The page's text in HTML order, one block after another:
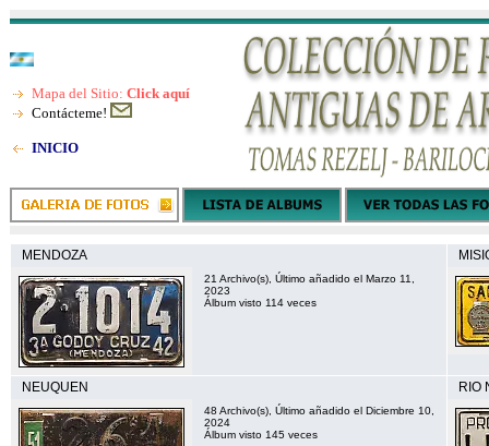
Mapa del Sitio: Click aquí
Contácteme!
INICIO
MENDOZA
21 Archivo(s), Último añadido el Marzo 11,
2023
Álbum visto 114 veces
NEUQUEN
48 Archivo(s), Último añadido el Diciembre 10,
2024
Álbum visto 145 veces
RIO